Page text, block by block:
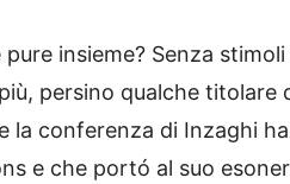
insieme? Senza
persino qualche titolare
la conferenza di Inzaghi
e che portó al suo